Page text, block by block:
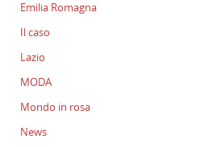
Emilia Romagna
Il caso
Lazio
MODA
Mondo in rosa
News